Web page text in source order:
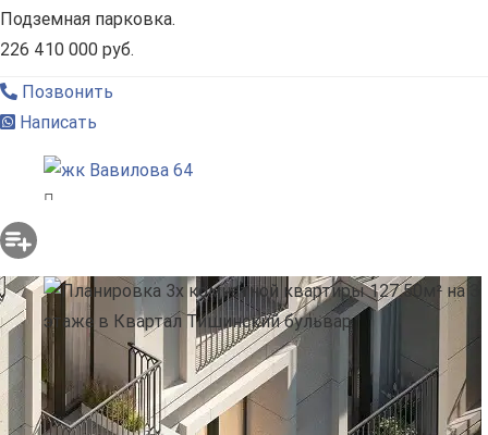
Подземная парковка.
226 410 000 руб.
Позвонить
Написать